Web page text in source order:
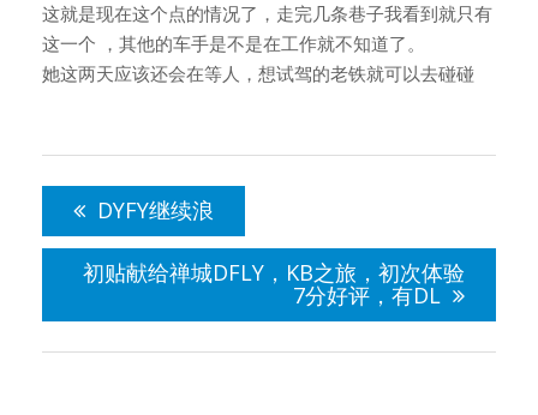
这就是现在这个点的情况了，走完几条巷子我看到就只有
这一个 ，其他的车手是不是在工作就不知道了。
她这两天应该还会在等人，想试驾的老铁就可以去碰碰
导
航
DYFY继续浪
初贴献给禅城DFLY，KB之旅，初次体验
7分好评，有DL